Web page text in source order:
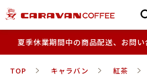
夏季休業期間中の商品配送、お問
TOP キャラバン
紅茶